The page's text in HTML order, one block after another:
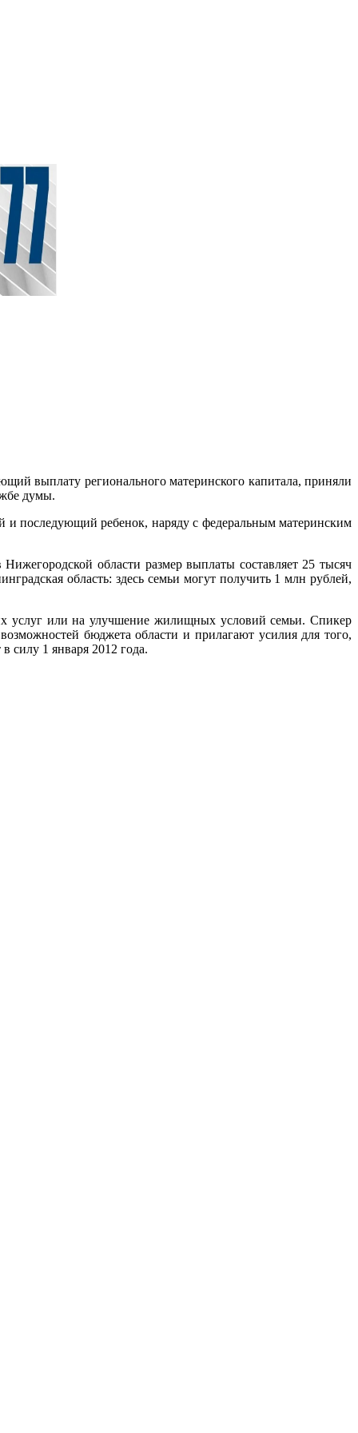
выплату регионального материнского капитала, приняли
думы.
и последующий ребенок, наряду с федеральным материнским
области размер выплаты составляет 25 тысяч
область: здесь семьи могут получить 1 млн рублей,
услуг или на улучшение жилищных условий семьи. Спикер
бюджета области и прилагают усилия для того,
силу 1 января 2012 года.